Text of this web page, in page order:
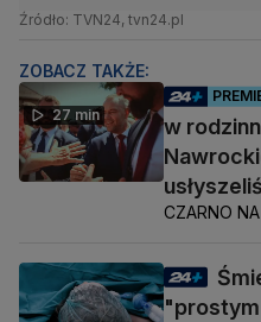
Źródło: TVN24, tvn24.pl
ZOBACZ TAKŻE:
27 min
w
CZARNO